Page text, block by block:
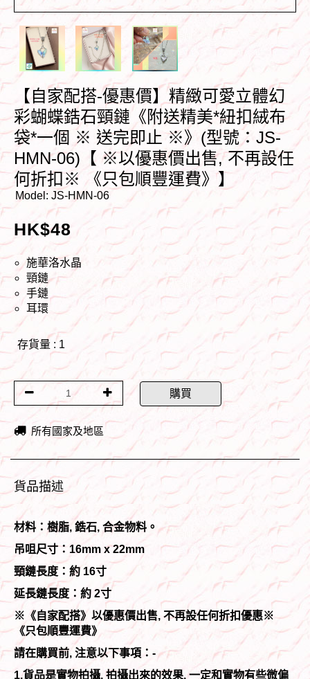
【自家配搭-優惠價】精緻可愛立體幻
彩蝴蝶鋯石頸鏈《附送精美*紐扣絨布
袋*一個 ※ 送完即止 ※》(型號：JS-
HMN-06)【 ※以優惠價出售, 不再設任
何折扣※ 《只包順豐運費》】
Model: JS-HMN-06
HK$48
施華洛水晶
頸鏈
手鏈
耳環
存貨量 : 1
購買
所有國家及地區
貨品描述
材料：樹脂, 鋯石, 合金物料。
吊咀尺寸：16mm x 22mm
頸鏈長度：約 16寸
延長鏈長度：約 2寸
※《自家配搭》以優惠價出售, 不再設任何折扣優惠※
《只包順豐運費》
請在購買前, 注意以下事項：-
1.貨品是實物拍攝, 拍攝出來的效果, 一定和實物有些微偏